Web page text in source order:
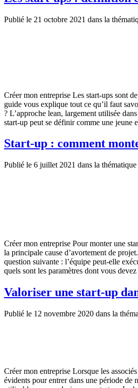
Publié le 21 octobre 2021 dans la
Créer mon entreprise Les start-ups sont
guide vous explique tout ce qu’il faut
? L’approche lean, largement utilisée
start-up peut se définir comme une
Start-up : comment
Publié le 6 juillet 2021 dans la thématique
Créer mon entreprise Pour monter une
la principale cause d’avortement de
question suivante : l’équipe peut-elle
quels sont les paramètres dont vous
Valoriser une start-up
Publié le 12 novembre 2020 dans la
Créer mon entreprise Lorsque les
évidents pour entrer dans une période de